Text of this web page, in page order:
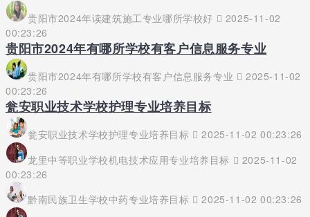
贵阳市2024年读建筑施工专业哪所学校好
2025-11-02
00:23:26
贵阳市2024年有哪所学校有客户信息服务专业
贵阳市2024年有哪所学校有客户信息服务专业
2025-11-02
00:23:26
瓮安职业技术学校护理专业培养目标
瓮安职业技术学校护理专业培养目标
2025-11-02 00:23:26
龙里中等职业学校机电技术应用专业培养目标
2025-11-02
00:23:26
黔南民族卫生学校中药专业培养目标
2025-11-02 00:23:26